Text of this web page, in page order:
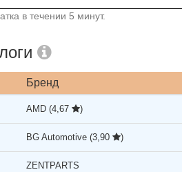
в течении 5 минут.
Бренд
AMD (4,67 )
BG Automotive (3,90 )
ZENTPARTS